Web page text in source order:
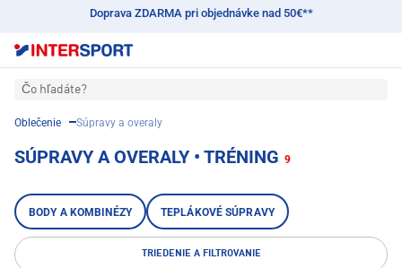
Doprava ZDARMA pri objednávke nad 50€**
Čo hľadáte?
Oblečenie Súpravy a overaly
SÚPRAVY A OVERALY • TRÉNING 9
BODY A KOMBINÉZY TEPLÁKOVÉ SÚPRAVY
TRIEDENIE A FILTROVANIE